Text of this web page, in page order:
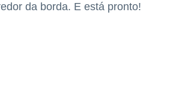
da borda. E está pronto!